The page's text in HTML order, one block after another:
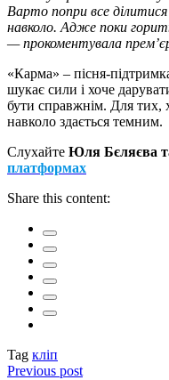
Варто попри все
навколо. Адже поки
— прокоментувала
«Карма» – пісня-
шукає сили і хоче
бути справжнім. Для тих,
навколо здається темним.
Слухайте Юля Бєляєва
платформах
Share this content:
Tag кліп
Previous post